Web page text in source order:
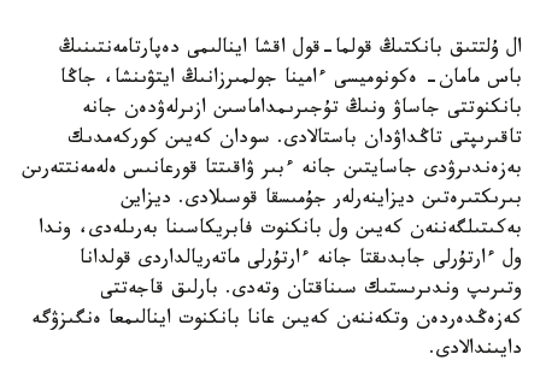
ال ۇلتتىق بانكتىڭ قولما-قول اقشا اينالىمى دەپارتامەنتىنىڭ
باس مامان- ەكونوميسى ءامينا جولمىرزانىڭ ايتۋىنشا، جاڭا
بانكنوتتى جاساۋ ونىڭ تۇجىرىمداماسىن ازىرلەۋدەن جانە
تاقىرىپتى تاڭداۋدان باستالادى. سودان كەيىن كوركەمدىك
بەزەندىرۋدى جاسايتىن جانە ءبىر ۋاقىتتا قورعانىس ەلەمەنتتەرىن
بىرىكتىرەتىن ديزاينەرلەر جۇمىسقا قوسىلادى. ديزاين
بەكىتىلگەننەن كەيىن ول بانكنوت فابريكاسىنا بەرىلەدى، وندا
ول ءارتۇرلى جابدىقتا جانە ءارتۇرلى ماتەريالداردى قولدانا
وتىرىپ وندىرىستىك سىناقتان وتەدى. بارلىق قاجەتتى
كەزەڭدەردەن وتكەننەن كەيىن عانا بانكنوت اينالىمعا ەنگىزۋگە
دايىندالادى.